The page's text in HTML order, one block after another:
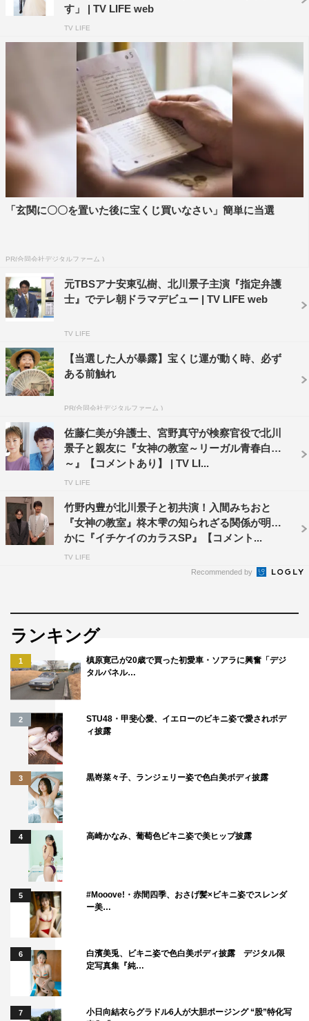
＜北川景子 コメント＞
「指定弁護士」という言葉はニュースなどで知っていまし
たが、詳しくは全然分かっていなくて。初めて台本を読ま
せていただいた時は「難しいな」と思いました。弁護士だ
けど、“被告人を必ず有罪にする”という目的を持って法廷
に立たないといけない。（三塚役の中村）梅雀さんに「露
悪趣味だ」と言われるシーンがありますが、確かに何でも
かんでも明らかにすることが万人にとっての幸せではない
のでは…という気持ちは私自身の中にも正直ありました。
なので最初は“指定弁護士は何にやりがいを持っているん
らはその気持ちを大切にして演じています。
――北川さんにとって初の弁護士役でもあります。
撮影に入る前に、実際の裁判の映像や裁判をテーマにした
作品などを見て準備をしました。ただ指定弁護士に関する
資料はすごく少なかったので、それについては監修の先生
とお話をさせていただきましたね。
――北村一輝さん演じる橘慎二とのバディ感はいかがです
か？
撮影初日に早速、後半部分のシーンを撮りましたけど、自
然といろいろな時間を積み重ねてきた２人に見えていたよ
うな感じがして。初日にそういう手応えがあったので、こ
のままいけば大丈夫だなと思いました。すごくいいコンビ
になっているんじゃないかなと思います。
――あらためて今作の見どころを教えてください。
の女性が慎二と出会って翻弄されながらも、やがて一人の
人間として弁護士としてしっかりと成長していく物語で
リしていただけたらうれしいです。そしていつかシリーズ
になったらうれしいですね。そのためにも、まずは今回の
ていただけるように頑張ります。
＜北村一輝 コメント＞
――台本を読まれたご感想は？
指定弁護士というキーワードも、扱う案件が贈収賄事件と
いうのも、なかなかタイムリーだなと思いました。今はネ
ット社会でドンドンいろいろな事が暴露されたり、この物
語のようなリーガルな世界もやがて本当に起こっていくの
かなと。そういう意味ではすごく的を射た話だなと思いま
す。唯と慎二の人間としての成長も描かれているので、そ
こも楽しんでいただければと思いました。
ての印象は？
誰しもが仕事をしていく過程で、どこかで自分を見失って
す」 | TV LIFE web
TV LIFE
「玄関に〇〇を置いた後に宝くじ買いなさい」簡単に当選
PR(合同会社デジタルファーム )
元TBSアナ安東弘樹、北川景子主演『指定弁護
士』でテレ朝ドラマデビュー | TV LIFE web
TV LIFE
【当選した人が暴露】宝くじ運が動く時、必ず
ある前触れ
PR(合同会社デジタルファーム )
佐藤仁美が弁護士、宮野真守が検察官役で北川
景子と親友に『女神の教室～リーガル青春白書
～』【コメントあり】 | TV LI...
TV LIFE
竹野内豊が北川景子と初共演！入間みちおと
『女神の教室』柊木雫の知られざる関係が明ら
かに『イチケイのカラスSP』【コメント...
TV LIFE
Recommended by
ランキング
1
槙原寛己が20歳で買った初愛車・ソアラに興奮「デジ
タルパネル…
2
STU48・甲斐心愛、イエローのビキニ姿で愛されボデ
ィ披露
3 黒嵜菜々子、ランジェリー姿で色白美ボディ披露
4 高崎かなみ、葡萄色ビキニ姿で美ヒップ披露
5
#Mooove!・赤間四季、おさげ髪×ビキニ姿でスレンダ
ー美…
6
白濱美兎、ビキニ姿で色白美ボディ披露 デジタル限
定写真集『純…
7
小日向結衣らグラドル6人が大胆ポージング “股”特化写